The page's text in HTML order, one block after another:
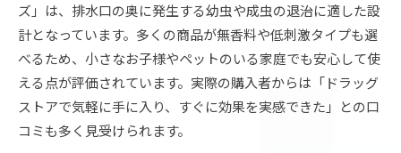
ズ」は、排水口の奥に発生する幼虫や成虫の退治に適した設
計となっています。多くの商品が無香料や低刺激タイプも選
べるため、小さなお子様やペットのいる家庭でも安心して使
える点が評価されています。実際の購入者からは「ドラッグ
ストアで気軽に手に入り、すぐに効果を実感できた」との口
コミも多く見受けられます。